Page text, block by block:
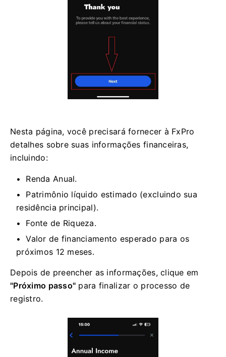
Nesta página, você precisará fornecer à FxPro
detalhes sobre suas informações financeiras,
incluindo:
Renda Anual.
Patrimônio líquido estimado (excluindo sua
residência principal).
Fonte de Riqueza.
Valor de financiamento esperado para os
próximos 12 meses.
Depois de preencher as informações, clique em
"Próximo passo" para finalizar o processo de
registro.